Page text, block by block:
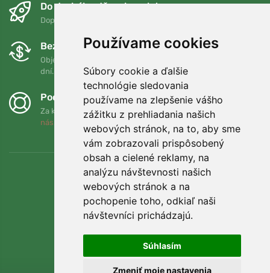
Používame cookies
Súbory cookie a ďalšie
technológie sledovania
používame na zlepšenie vášho
zážitku z prehliadania našich
webových stránok, na to, aby sme
vám zobrazovali prispôsobený
obsah a cielené reklamy, na
analýzu návštevnosti našich
webových stránok a na
pochopenie toho, odkiaľ naši
návštevníci prichádzajú.
Súhlasím
Zmeniť moje nastavenia
Do druhého dňa a bezplatne
Doprava zadarmo pri objednávkach nad 75 EUR
Bezplatná výmena a vrátenie tovaru
Objednávku môžete kedykoľvek vrátiť alebo vymeniť do 90
dní.
Podporujeme Trees.org
Za každú objednávku zasadíme strom! Prečítajte si viac
nás